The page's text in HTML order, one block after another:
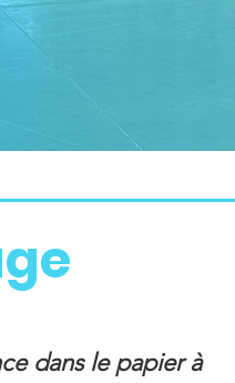
dans le papier à